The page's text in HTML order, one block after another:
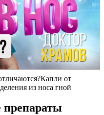
от
из носа гной